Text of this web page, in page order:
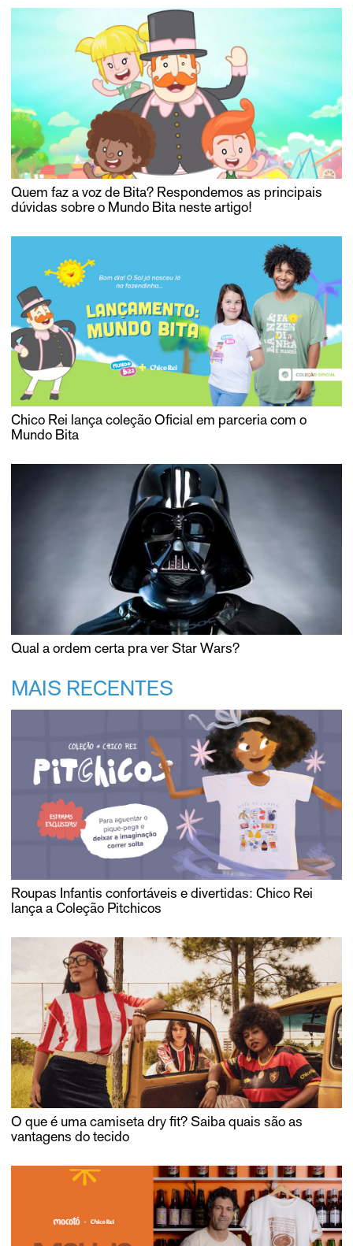
Quem faz a voz de Bita? Respondemos as principais
dúvidas sobre o Mundo Bita neste artigo!
Chico Rei lança coleção Oficial em parceria com o
Mundo Bita
Qual a ordem certa pra ver Star Wars?
MAIS RECENTES
Roupas Infantis confortáveis e divertidas: Chico Rei
lança a Coleção Pitchicos
O que é uma camiseta dry fit? Saiba quais são as
vantagens do tecido